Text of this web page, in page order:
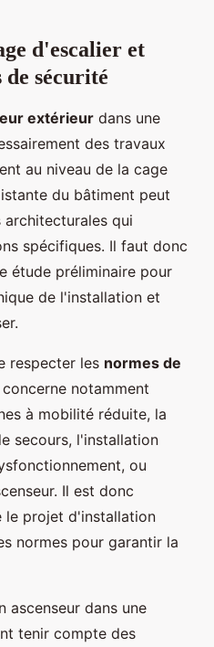
d'escalier et
de sécurité
extérieur dans une
des travaux
au niveau de la cage
du bâtiment peut
qui
spécifiques. Il faut donc
étude préliminaire pour
de l'installation et
respecter les normes de
notamment
à mobilité réduite, la
secours, l'installation
ou
Il est donc
le projet d'installation
normes pour garantir la
ascenseur dans une
tenir compte des